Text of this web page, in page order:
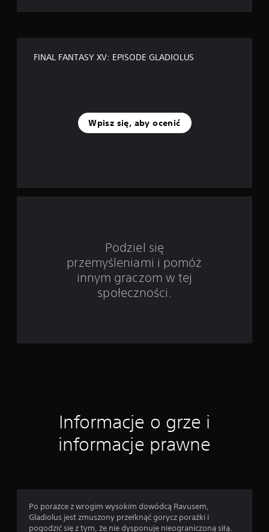
n
a
FINAL FANTASY XV: EPISODE GLADIOLUS
Wpisz się, aby ocenić
Podziel się
przemyśleniami i pomóż
innym graczom w tej
społeczności.
Informacje o grze i
informacje prawne
Po porażce z wrogim wysokim dowódcą Ravusem,
Gladiolus jest zmuszony przełknąć gorycz porażki i
pogodzić się z tym, że nie dysponuje nieograniczoną siłą.